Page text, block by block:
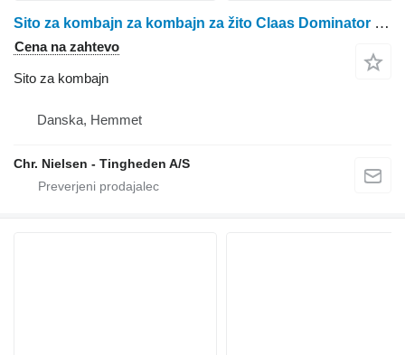
Sito za kombajn za kombajn za žito Claas Dominator 108
Cena na zahtevo
Sito za kombajn
Danska, Hemmet
Chr. Nielsen - Tingheden A/S